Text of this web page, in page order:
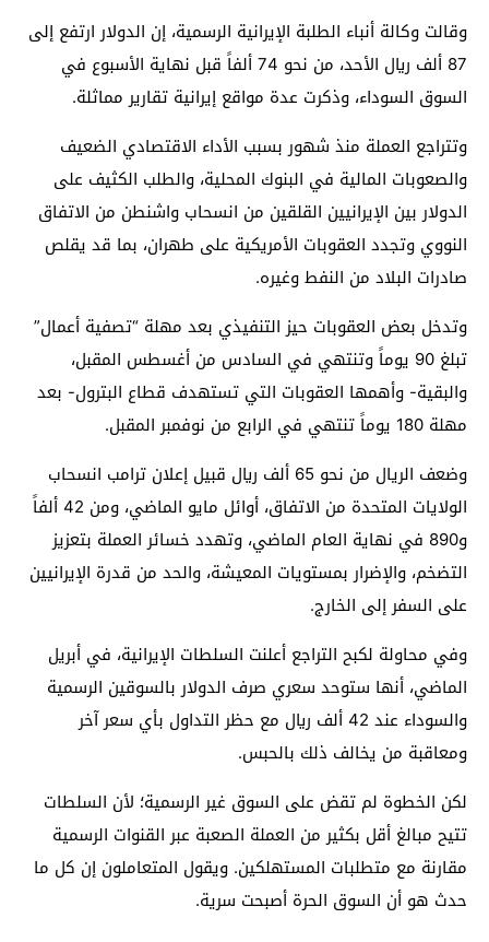
وقالت وكالة أنباء الطلبة الإيرانية الرسمية، إن الدولار ارتفع إلى
87 ألف ريال الأحد، من نحو 74 ألفاً قبل نهاية الأسبوع في
السوق السوداء، وذكرت عدة مواقع إيرانية تقارير مماثلة.
وتتراجع العملة منذ شهور بسبب الأداء الاقتصادي الضعيف
والصعوبات المالية في البنوك المحلية، والطلب الكثيف على
الدولار بين الإيرانيين القلقين من انسحاب واشنطن من الاتفاق
النووي وتجدد العقوبات الأمريكية على طهران، بما قد يقلص
صادرات البلاد من النفط وغيره.
وتدخل بعض العقوبات حيز التنفيذي بعد مهلة “تصفية أعمال”
تبلغ 90 يوماً وتنتهي في السادس من أغسطس المقبل،
والبقية- وأهمها العقوبات التي تستهدف قطاع البترول- بعد
مهلة 180 يوماً تنتهي في الرابع من نوفمبر المقبل.
وضعف الريال من نحو 65 ألف ريال قبيل إعلان ترامب انسحاب
الولايات المتحدة من الاتفاق، أوائل مايو الماضي، ومن 42 ألفاً
و890 في نهاية العام الماضي، وتهدد خسائر العملة بتعزيز
التضخم، والإضرار بمستويات المعيشة، والحد من قدرة الإيرانيين
على السفر إلى الخارج.
وفي محاولة لكبح التراجع أعلنت السلطات الإيرانية، في أبريل
الماضي، أنها ستوحد سعري صرف الدولار بالسوقين الرسمية
والسوداء عند 42 ألف ريال مع حظر التداول بأي سعر آخر
ومعاقبة من يخالف ذلك بالحبس.
لكن الخطوة لم تقض على السوق غير الرسمية؛ لأن السلطات
تتيح مبالغ أقل بكثير من العملة الصعبة عبر القنوات الرسمية
مقارنة مع متطلبات المستهلكين. ويقول المتعاملون إن كل ما
حدث هو أن السوق الحرة أصبحت سرية.